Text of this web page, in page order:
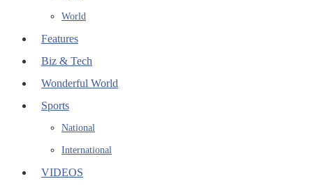
World
Features
Biz & Tech
Wonderful World
Sports
National
International
VIDEOS